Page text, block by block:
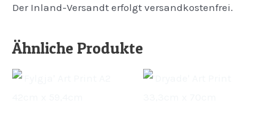
Der Inland-Versandt erfolgt versandkostenfrei.
Ähnliche Produkte